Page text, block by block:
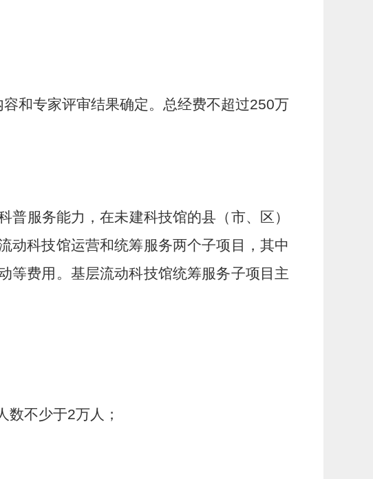
和专家评审结果确定。总经费不超过250万
服务能力，在未建科技馆的县（市、区）
动科技馆运营和统筹服务两个子项目，其中
等费用。基层流动科技馆统筹服务子项目主
数不少于2万人；